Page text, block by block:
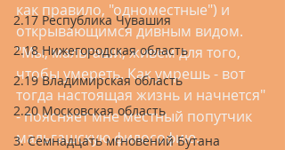
2.17 Республика Чувашия
2.18 Нижегородская область
2.19 Владимирская область
2.20 Московская область
3. Семнадцать мгновений Бутана
как правило, "одноместные") и
открывающимся дивным видом.
"Мы, мальгаши, живем для того,
чтобы умереть. Как умрешь - вот
тогда настоящая жизнь и начнется"
- поясняет мне местный попутчик
мальгашскую философию.